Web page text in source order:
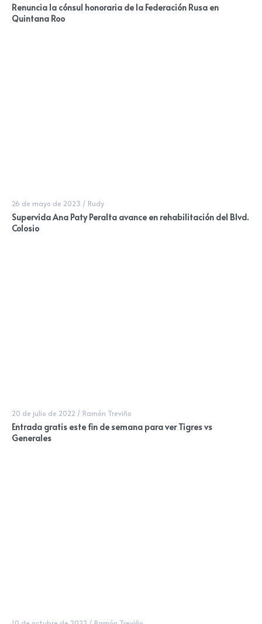
Renuncia la cónsul honoraria de la Federación Rusa en
Quintana Roo
26 de mayo de 2023 / Rudy
Supervida Ana Paty Peralta avance en rehabilitación del Blvd.
Colosio
20 de julio de 2022 / Ramón Treviño
Entrada gratis este fin de semana para ver Tigres vs
Generales